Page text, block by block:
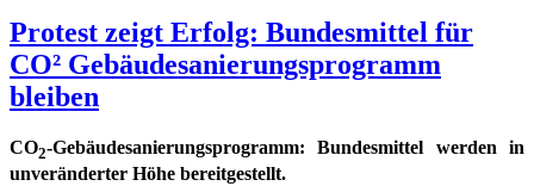
Protest zeigt Erfolg: Bundesmittel für
CO² Gebäudesanierungsprogramm
bleiben
CO2-Gebäudesanierungsprogramm: Bundesmittel werden in
unveränderter Höhe bereitgestellt.